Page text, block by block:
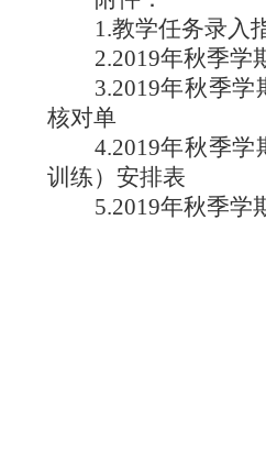
1.教学任务录入
2.2019年秋季学
3.2019年秋季学
核对单
4.2019年秋季学
训练）安排表
5.2019年秋季学